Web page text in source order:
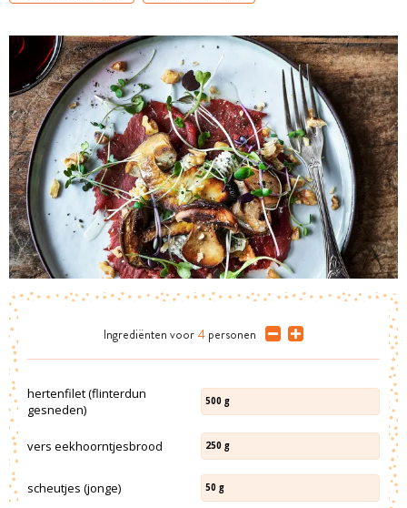
Ingrediënten voor 4 personen
hertenfilet (flinterdun
gesneden)
500 g
vers eekhoorntjesbrood 250 g
scheutjes (jonge) 50 g